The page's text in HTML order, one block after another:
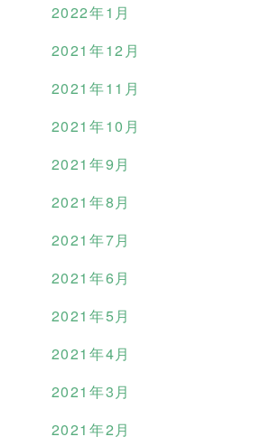
2022年1月
2021年12月
2021年11月
2021年10月
2021年9月
2021年8月
2021年7月
2021年6月
2021年5月
2021年4月
2021年3月
2021年2月